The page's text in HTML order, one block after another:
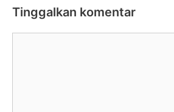
Tinggalkan komentar